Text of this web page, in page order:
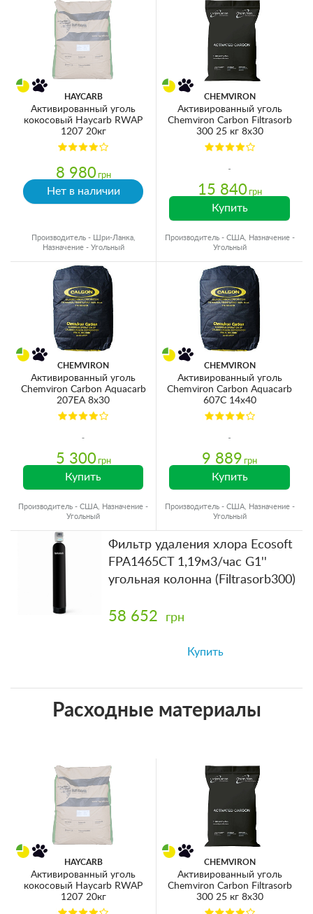
HAYCARB
Активированный уголь
кокосовый Haycarb RWAP
1207 20кг
8 980 грн
Нет в наличии
Производитель - Шри-Ланка,
Назначение - Угольный
CHEMVIRON
Активированный уголь
Chemviron Carbon Filtrasorb
300 25 кг 8х30
15 840 грн
Купить
Производитель - США, Назначение -
Угольный
CHEMVIRON
Активированный уголь
Chemviron Carbon Aquacarb
207EA 8x30
5 300 грн
Купить
Производитель - США, Назначение -
Угольный
CHEMVIRON
Активированный уголь
Chemviron Carbon Aquacarb
607C 14x40
9 889 грн
Купить
Производитель - США, Назначение -
Угольный
Фильтр удаления хлора Ecosoft
FPA1465CT 1,19м3/час G1''
угольная колонна (Filtrasorb300)
58 652 грн
Купить
Расходные материалы
HAYCARB
Активированный уголь
кокосовый Haycarb RWAP
1207 20кг
CHEMVIRON
Активированный уголь
Chemviron Carbon Filtrasorb
300 25 кг 8х30